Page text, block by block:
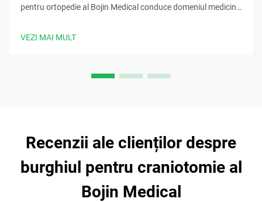
pentru ortopedie al Bojin Medical conduce domeniul medicinii
VEZI MAI MULT
Recenzii ale clienților despre
burghiul pentru craniotomie al
Bojin Medical